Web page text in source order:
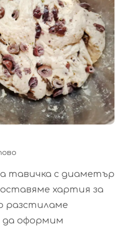
тавичка с диаметър
хартия за
разстиламе
оформим